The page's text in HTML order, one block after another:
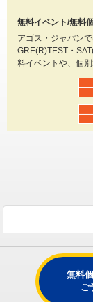
無料
ご
無料イベント/無料
アゴス・ジャパン
GRE(R)TEST・
料イベントや、個
TOEFL®
GMAT®は、